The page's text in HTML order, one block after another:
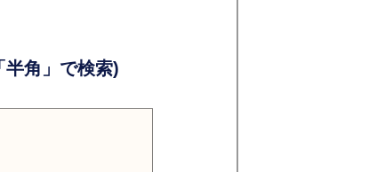
角」で検索)